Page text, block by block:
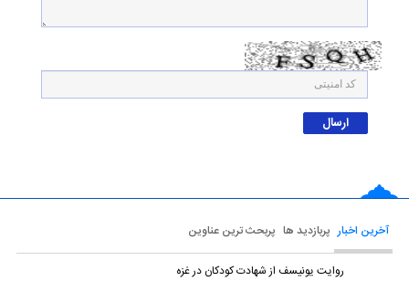
آخرین اخبار پربازدید ها پربحث ترین عناوین
روایت یونیسف از شهادت کودکان در غزه